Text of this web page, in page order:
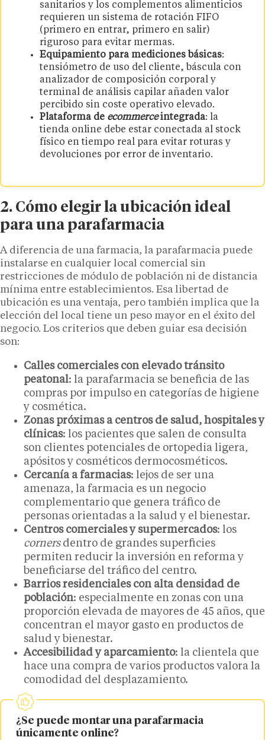
sanitarios y los complementos alimenticios
requieren un sistema de rotación FIFO
(primero en entrar, primero en salir)
riguroso para evitar mermas.
Equipamiento para mediciones básicas:
tensiómetro de uso del cliente, báscula con
analizador de composición corporal y
terminal de análisis capilar añaden valor
percibido sin coste operativo elevado.
Plataforma de ecommerceintegrada: la
tienda online debe estar conectada al stock
físico en tiempo real para evitar roturas y
devoluciones por error de inventario.
2. Cómo elegir la ubicación ideal
para una parafarmacia
A diferencia de una farmacia, la parafarmacia puede
instalarse en cualquier local comercial sin
restricciones de módulo de población ni de distancia
mínima entre establecimientos. Esa libertad de
ubicación es una ventaja, pero también implica que la
elección del local tiene un peso mayor en el éxito del
negocio. Los criterios que deben guiar esa decisión
son:
Calles comerciales con elevado tránsito
peatonal: la parafarmacia se beneficia de las
compras por impulso en categorías de higiene
y cosmética.
Zonas próximas a centros de salud, hospitales y
clínicas: los pacientes que salen de consulta
son clientes potenciales de ortopedia ligera,
apósitos y cosméticos dermocosméticos.
Cercanía a farmacias: lejos de ser una
amenaza, la farmacia es un negocio
complementario que genera tráfico de
personas orientadas a la salud y el bienestar.
Centros comerciales y supermercados: los
cornersdentro de grandes superficies
permiten reducir la inversión en reforma y
beneficiarse del tráfico del centro.
Barrios residenciales con alta densidad de
población: especialmente en zonas con una
proporción elevada de mayores de 45 años, que
concentran el mayor gasto en productos de
salud y bienestar.
Accesibilidad y aparcamiento: la clientela que
hace una compra de varios productos valora la
comodidad del desplazamiento.
¿Se puede montar una parafarmacia
únicamente online?